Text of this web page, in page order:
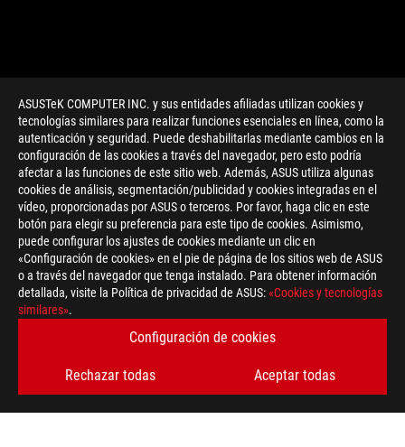
ASUSTeK COMPUTER INC. y sus entidades afiliadas utilizan cookies y
tecnologías similares para realizar funciones esenciales en línea, como la
autenticación y seguridad. Puede deshabilitarlas mediante cambios en la
configuración de las cookies a través del navegador, pero esto podría
afectar a las funciones de este sitio web. Además, ASUS utiliza algunas
cookies de análisis, segmentación/publicidad y cookies integradas en el
vídeo, proporcionadas por ASUS o terceros. Por favor, haga clic en este
botón para elegir su preferencia para este tipo de cookies. Asimismo,
puede configurar los ajustes de cookies mediante un clic en
«Configuración de cookies» en el pie de página de los sitios web de ASUS
o a través del navegador que tenga instalado. Para obtener información
detallada, visite la Política de privacidad de ASUS:«Cookies y tecnologías
similares».
Configuración de cookies
Rechazar todas Aceptar todas
> GAMING SWIFT PG348Q
OBTÉN LAS ÚLTIMAS OFERTAS Y MÁS